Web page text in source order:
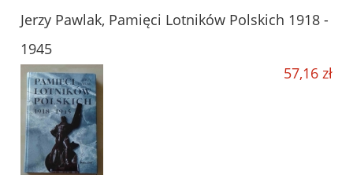
Jerzy Pawlak, Pamięci Lotników Polskich 1918 -
1945
57,16 zł